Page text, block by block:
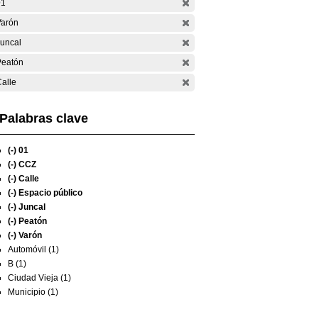
Palabras clave
(-) 01
(-) CCZ
(-) Calle
(-) Espacio público
(-) Juncal
(-) Peatón
(-) Varón
Automóvil (1)
B (1)
Ciudad Vieja (1)
Municipio (1)